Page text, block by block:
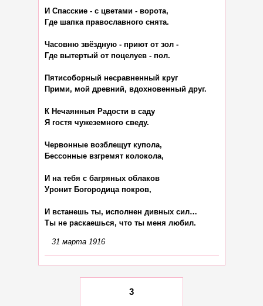
И Спасские - с цветами - ворота,
Где шапка православного снята.
Часовню звёздную - приют от зол -
Где вытертый от поцелуев - пол.
Пятисоборный несравненный круг
Прими, мой древний, вдохновенный друг.
К Нечаянныя Радости в саду
Я гостя чужеземного сведу.
Червонные возблещут купола,
Бессонные взгремят колокола,
И на тебя с багряных облаков
Уронит Богородица покров,
И встанешь ты, исполнен дивных сил…
31 марта 1916
3